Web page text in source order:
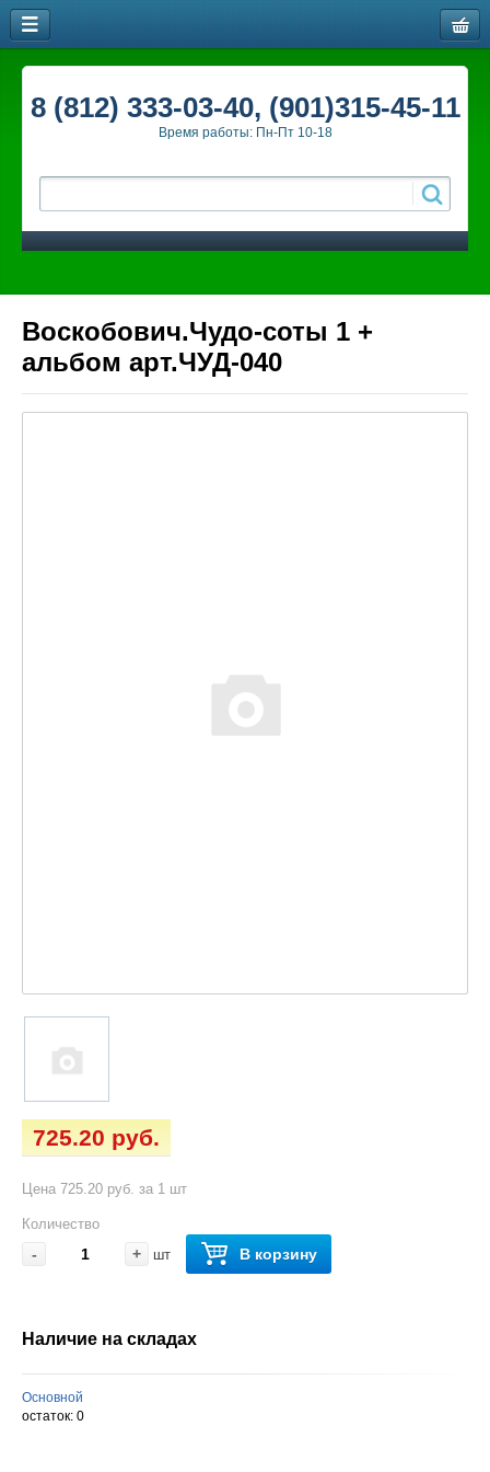
8 (812) 333-03-40, (901)315-45-11
Время работы: Пн-Пт 10-18
Воскобович.Чудо-соты 1 +
альбом арт.ЧУД-040
725.20 руб.
Цена 725.20 руб. за 1 шт
Количество
- + шт В корзину
Наличие на складах
Основной
остаток: 0